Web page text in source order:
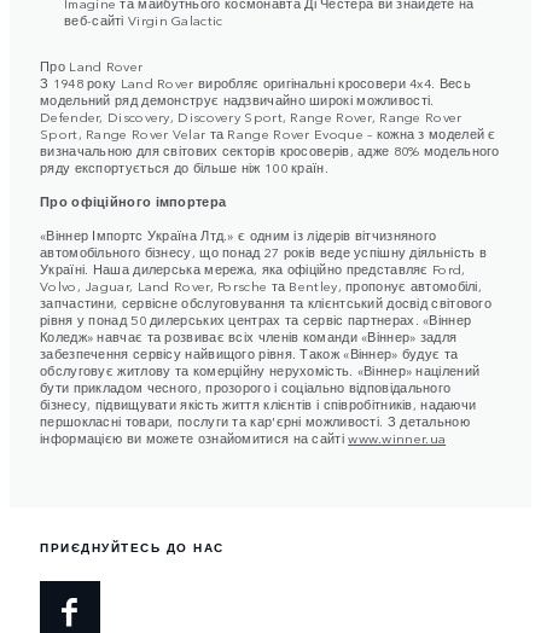
веб-сайті Virgin Galactic
Про Land Rover
З 1948 року Land Rover виробляє оригінальні кросовери 4x4. Весь
модельний ряд демонструє надзвичайно широкі можливості.
Defender, Discovery, Discovery Sport, Range Rover, Range Rover
Sport, Range Rover Velar та Range Rover Evoque – кожна з моделей є
визначальною для світових секторів кросоверів, адже 80% модельного
ряду експортується до більше ніж 100 країн.
Про офіційного імпортера
«Віннер Імпортс Україна Лтд.» є одним із лідерів вітчизняного
автомобільного бізнесу, що понад 27 років веде успішну діяльність в
Україні. Наша дилерська мережа, яка офіційно представляє Ford,
Volvo, Jaguar, Land Rover, Porsche та Bentley, пропонує автомобілі,
запчастини, сервісне обслуговування та клієнтський досвід світового
рівня у понад 50 дилерських центрах та сервіс партнерах. «Віннер
Коледж» навчає та розвиває всіх членів команди «Віннер» задля
забезпечення сервісу найвищого рівня. Також «Віннер» будує та
обслуговує житлову та комерційну нерухомість. «Віннер» націлений
бути прикладом чесного, прозорого і соціально відповідального
бізнесу, підвищувати якість життя клієнтів і співробітників, надаючи
першокласні товари, послуги та кар'єрні можливості. З детальною
інформацією ви можете ознайомитися на сайтіwww.winner.ua
ПРИЄДНУЙТЕСЬ ДО НАС